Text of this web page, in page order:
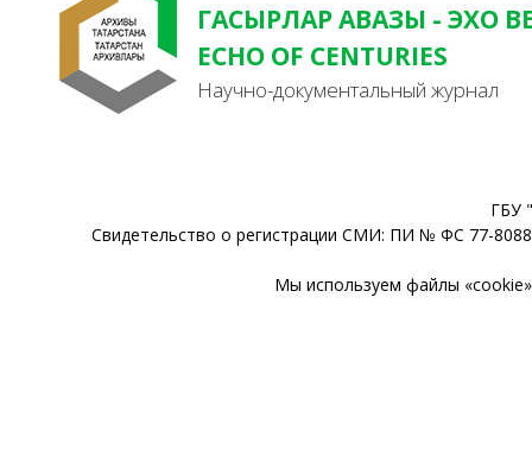
ГАСЫРЛАР АВАЗЫ - ЭХО
ECHO OF CENTURIES
Научно-документальный журнал
ГБУ
Свидетельство о регистрации СМИ: ПИ № ФС 77-
Мы используем файлы «cookie»